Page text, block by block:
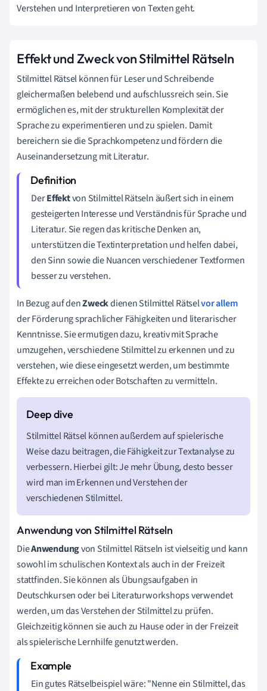
Verstehen und Interpretieren von Texten geht.
Effekt und Zweck von Stilmittel Rätseln
Stilmittel Rätsel können für Leser und Schreibende
gleichermaßen belebend und aufschlussreich sein. Sie
ermöglichen es, mit der strukturellen Komplexität der
Sprache zu experimentieren und zu spielen. Damit
bereichern sie die Sprachkompetenz und fördern die
Auseinandersetzung mit Literatur.
DerEffektvon Stilmittel Rätseln äußert sich in einem
gesteigerten Interesse und Verständnis für Sprache und
Literatur. Sie regen das kritische Denken an,
unterstützen die Textinterpretation und helfen dabei,
den Sinn sowie die Nuancen verschiedener Textformen
besser zu verstehen.
In Bezug auf denZweckdienen Stilmittel Rätselvor allem
der Förderung sprachlicher Fähigkeiten und literarischer
Kenntnisse. Sie ermutigen dazu, kreativ mit Sprache
umzugehen, verschiedene Stilmittel zu erkennen und zu
verstehen, wie diese eingesetzt werden, um bestimmte
Effekte zu erreichen oder Botschaften zu vermitteln.
Stilmittel Rätsel können außerdem auf spielerische
Weise dazu beitragen, die Fähigkeit zur Textanalyse zu
verbessern. Hierbei gilt: Je mehr Übung, desto besser
wird man im Erkennen und Verstehen der
verschiedenen Stilmittel.
Anwendung von Stilmittel Rätseln
DieAnwendungvon Stilmittel Rätseln ist vielseitig und kann
sowohl im schulischen Kontext als auch in der Freizeit
stattfinden. Sie können als Übungsaufgaben in
Deutschkursen oder bei Literaturworkshops verwendet
werden, um das Verstehen der Stilmittel zu prüfen.
Gleichzeitig können sie auch zu Hause oder in der Freizeit
als spielerische Lernhilfe genutzt werden.
Ein gutes Rätselbeispiel wäre: "Nenne ein Stilmittel, das